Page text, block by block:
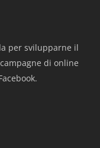
per svilupparne il
di online